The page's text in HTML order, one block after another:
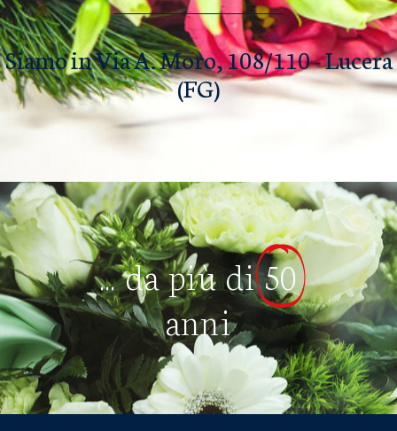
Siamo in Via A. Moro, 108/110 - Lucera
(FG)
... da più di50
anni